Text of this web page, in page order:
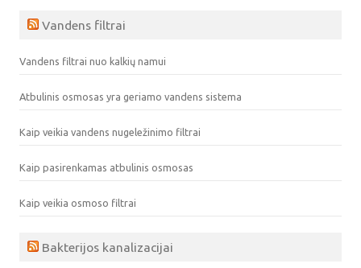
Vandens filtrai
Vandens filtrai nuo kalkių namui
Atbulinis osmosas yra geriamo vandens sistema
Kaip veikia vandens nugeležinimo filtrai
Kaip pasirenkamas atbulinis osmosas
Kaip veikia osmoso filtrai
Bakterijos kanalizacijai